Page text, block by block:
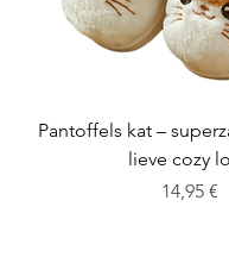
Pantoffels kat –
lieve cozy
Cena
14,95 €